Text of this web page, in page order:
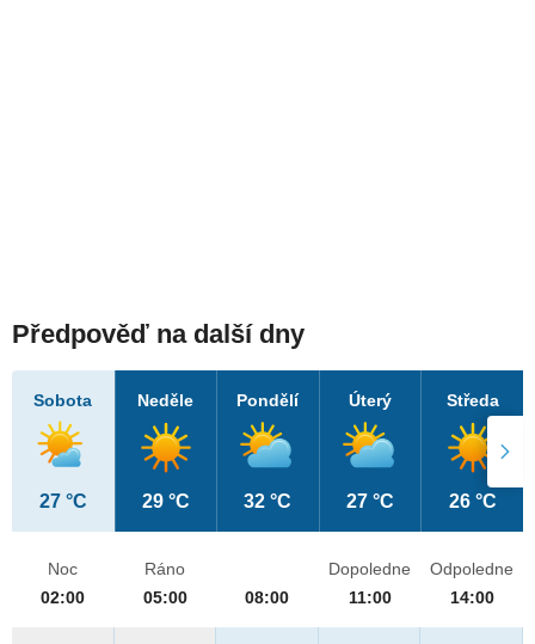
Předpověď na další dny
Sobota
27 °C
Neděle
29 °C
Pondělí
32 °C
Úterý
27 °C
Středa
26 °C
Noc
02:00
Ráno
05:00
08:00
Dopoledne
11:00
Odpoledne
14:00